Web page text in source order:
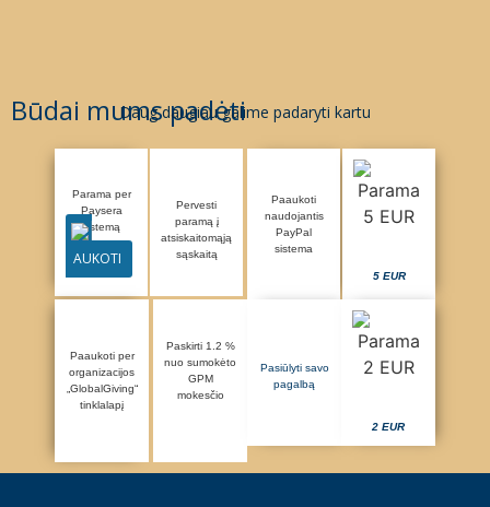
Būdai mums padėti
Daug daugiau galime padaryti kartu
Parama per
Paysera
sistemą
AUKOTI
Pervesti
paramą į
atsiskaitomąją
sąskaitą
Paaukoti
naudojantis
PayPal
sistema
5 EUR
Paaukoti per
organizacijos
„GlobalGiving“
tinklalapį
Paskirti 1.2 %
nuo sumokėto
GPM
mokesčio
Pasiūlyti savo
pagalbą
2 EUR